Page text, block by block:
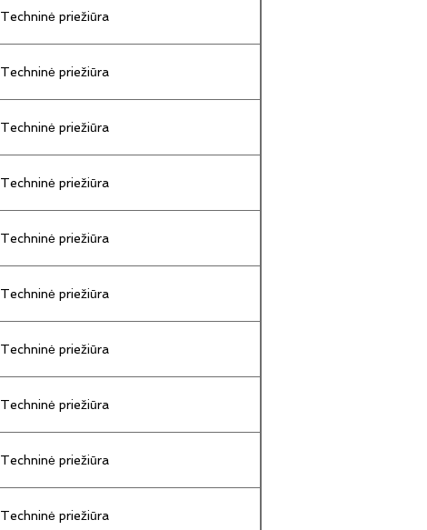
Techninė priežiūra
Techninė priežiūra
Techninė priežiūra
Techninė priežiūra
Techninė priežiūra
Techninė priežiūra
Techninė priežiūra
Techninė priežiūra
Techninė priežiūra
Techninė priežiūra